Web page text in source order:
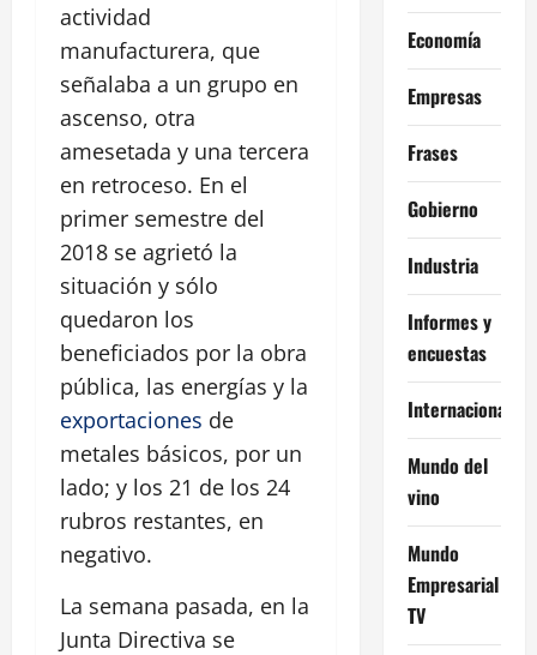
actividad
manufacturera, que
señalaba a un grupo en
ascenso, otra
amesetada y una tercera
en retroceso. En el
primer semestre del
2018 se agrietó la
situación y sólo
quedaron los
beneficiados por la obra
pública, las energías y la
exportaciones de
metales básicos, por un
lado; y los 21 de los 24
rubros restantes, en
negativo.
La semana pasada, en la
Junta Directiva se
Economía
Empresas
Frases
Gobierno
Industria
Informes y
encuestas
Internacional
Mundo del
vino
Mundo
Empresarial
TV